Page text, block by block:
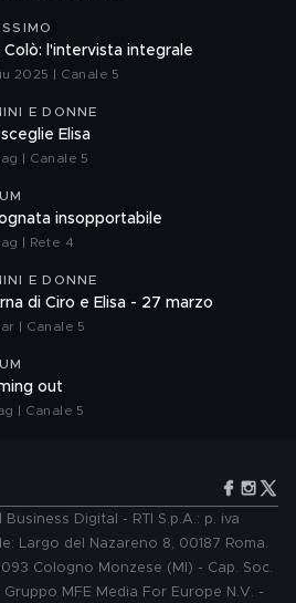
Colò: l'intervista integrale
2025 | Canale 5
E DONNE
Elisa
| Canale 5
insopportabile
| Rete 4
E DONNE
di Ciro e Elisa - 27 marzo
| Canale 5
out
| Canale 5
Digital - RTI S.p.A.: p. iva
Largo del Nazareno 8, 00187 Roma.
Cologno Monzese (MI) - Cap. Soc.
MFE Media For Europe N.V. -